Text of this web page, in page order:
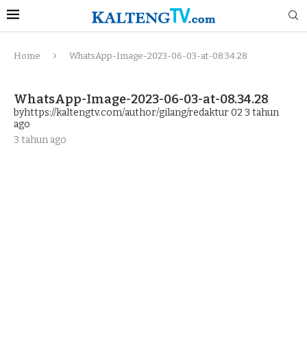
Home WhatsApp-Image-2023-06-03-at-08.34.28
WhatsApp-Image-2023-06-03-at-08.34.28
byhttps://kaltengtv.com/author/gilang/redaktur 02 3 tahun
ago
3 tahun ago